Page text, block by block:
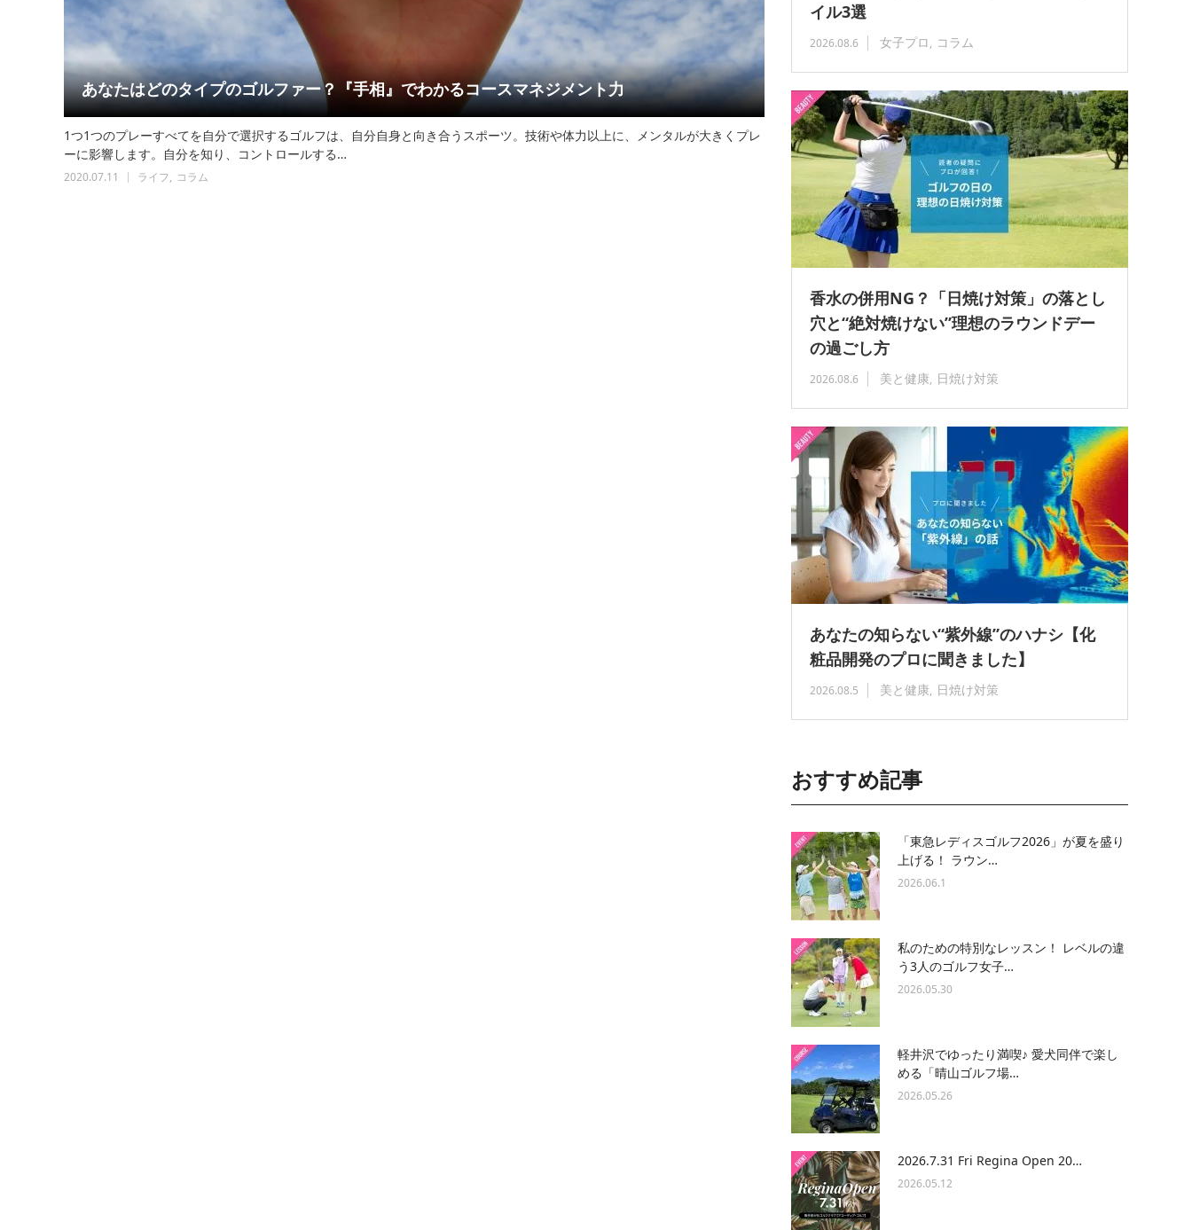
あなたはどのタイプのゴルファー？『手相』でわかるコースマネジメント力
1つ1つのプレーすべてを自分で選択するゴルフは、自分自身と向き合うスポーツ。技術や体力以上に、メンタルが大きくプレ
ーに影響します。自分を知り、コントロールする…
2020.07.11 ライフ コラム
イル3選
2026.08.6 女子プロ コラム
香水の併用NG？「日焼け対策」の落とし
穴と“絶対焼けない”理想のラウンドデー
の過ごし方
2026.08.6 美と健康 日焼け対策
あなたの知らない“紫外線”のハナシ【化
粧品開発のプロに聞きました】
2026.08.5 美と健康 日焼け対策
おすすめ記事
「東急レディスゴルフ2026」が夏を盛り
上げる！ ラウン…
2026.06.1
私のための特別なレッスン！ レベルの違
う3人のゴルフ女子…
2026.05.30
軽井沢でゆったり満喫♪ 愛犬同伴で楽し
める「晴山ゴルフ場…
2026.05.26
2026.7.31 Fri Regina Open 20…
2026.05.12